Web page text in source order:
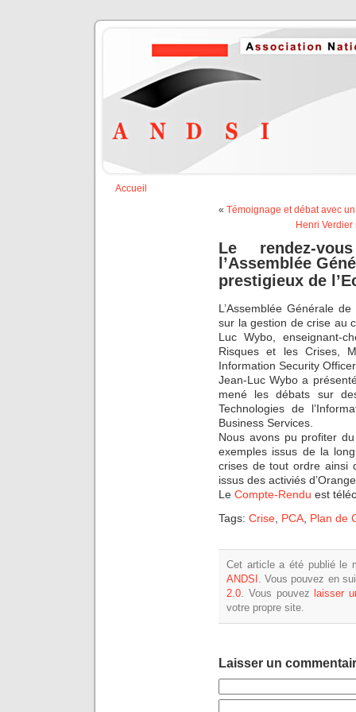
Accueil
« Témoignage et débat avec
Henri Verdier
Le rendez-
l’Assemblée
prestigieux de
L’Assemblée Générale
sur la gestion de crise au
Luc Wybo, enseignant-
Risques et les Crises,
Information Security
Jean-Luc Wybo a
mené les débats sur
Technologies de
Business Services.
Nous avons pu profiter
exemples issus de la
crises de tout ordre ainsi
issus des activiés
Le Compte-Rendu est
Tags: Crise PCA Plan de
Cet article a été publié le
ANDSI . Vous pouvez en
2.0. Vous pouvez laisser
votre propre site.
Laisser un